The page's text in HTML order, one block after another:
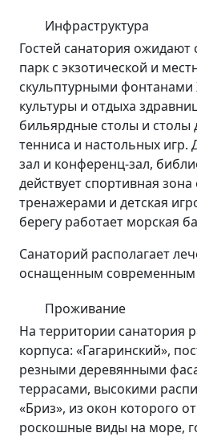
Инфраструктура
Гостей санатория
парк с экзотической и
скульптурными фонтанами
культуры и отдыха
бильярдные столы и столы
тенниса и настольных
зал и конференц-зал,
действует спортивная
тренажерами и детская
берегу работает морская
Санаторий располагает
оснащенным современным
Проживание
На территории санатория
корпуса: «Гагаринский»,
резными деревянными
террасами, высокими
«Бриз», из окон которого
роскошные виды на море,